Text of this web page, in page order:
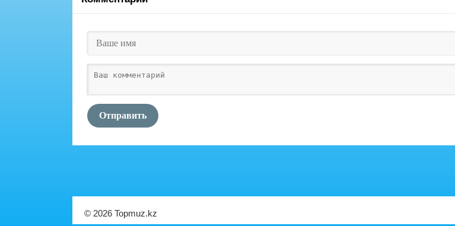
Отправить
© 2026 Topmuz.kz